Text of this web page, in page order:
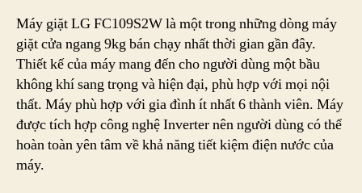
Máy giặt LG FC109S2W là một trong những dòng máy
giặt cửa ngang 9kg bán chạy nhất thời gian gần đây.
Thiết kế của máy mang đến cho người dùng một bầu
không khí sang trọng và hiện đại, phù hợp với mọi nội
thất. Máy phù hợp với gia đình ít nhất 6 thành viên. Máy
được tích hợp công nghệ Inverter nên người dùng có thể
hoàn toàn yên tâm về khả năng tiết kiệm điện nước của
máy.